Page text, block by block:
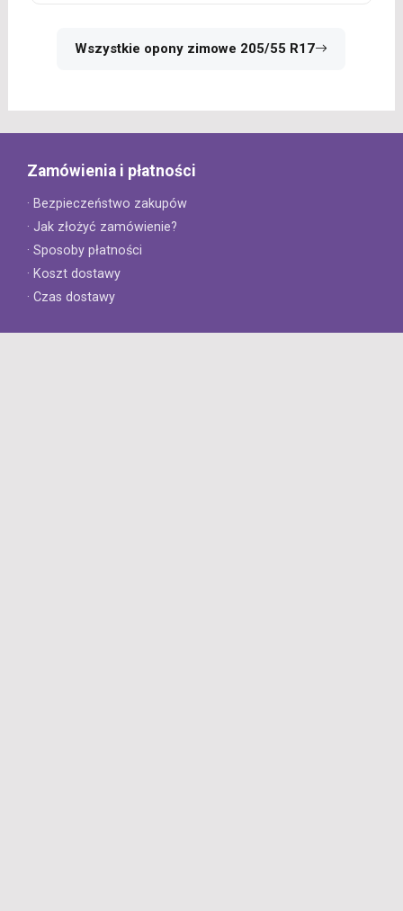
Wszystkie opony zimowe 205/55 R17
Zamówienia i płatności
· Bezpieczeństwo zakupów
· Jak złożyć zamówienie?
· Sposoby płatności
· Koszt dostawy
· Czas dostawy